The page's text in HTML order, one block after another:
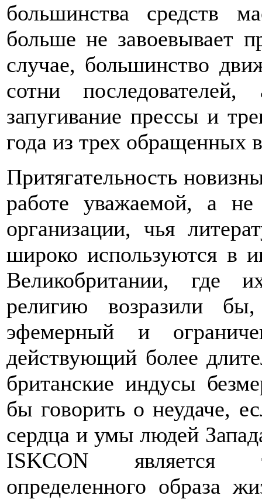
большинства средств
больше не завоевывает
случае, большинство
сотни
запугивание прессы и
года из трех обращенных
Притягательность
работе уважаемой, а не
организации, чья
широко используются в
Великобритании, где
религию возразили
эфемерный и
действующий более
британские индусы
бы говорить о неудаче,
сердца и умы людей
ISKCON является
определенного образа